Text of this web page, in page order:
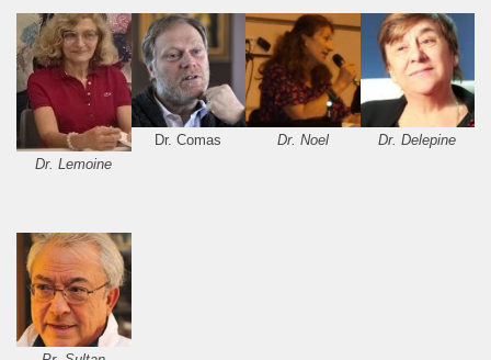
Dr. Lemoine
Dr. Comas Dr. Noel Dr. Delepine